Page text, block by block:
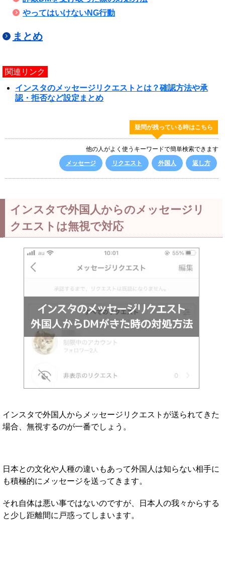
やってはいけないNG行動
まとめ
関連リンク
インスタのメッセージリクエストとは？確認方法や承
認・拒否など設定まとめ
疑問が残っている時はこちら
他の人がよく使うキーワードで簡単検索できます
メッセージ
リクエスト 外国人 返し方
インスタで外国人からのメッセージリ
クエストは無視で対応
インスタで外国人からメッセージリクエストが送られてきた
場合、無視するのが一番でしょう。
日本との文化や人種の違いもあって外国人は知らない相手に
も積極的にメッセージを送ってきます。
それ自体は悪い事ではないのですが、日本人の我々からする
と少し距離間に戸惑ってしまいます。